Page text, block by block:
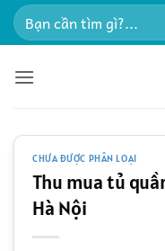
Bỏ
qua
dung
Tìm
kiếm:
CHƯA ĐƯỢC PHÂN LOẠI
Thu mua tủ
Hà Nội